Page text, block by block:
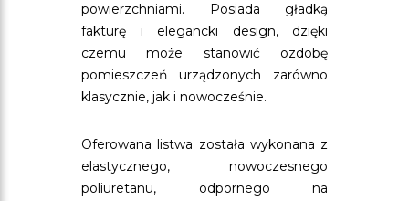
powierzchniami. Posiada gładką
fakturę i elegancki design, dzięki
czemu może stanowić ozdobę
pomieszczeń urządzonych zarówno
klasycznie, jak i nowocześnie.
Oferowana listwa została wykonana z
elastycznego, nowoczesnego
poliuretanu, odpornego na